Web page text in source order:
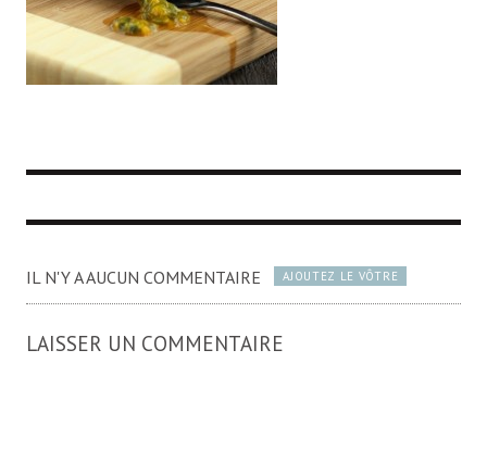
IL N'Y A AUCUN COMMENTAIRE AJOUTEZ LE VÔTRE
LAISSER UN COMMENTAIRE